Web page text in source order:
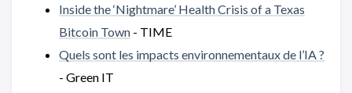
Inside the ‘Nightmare’ Health Crisis of a Texas
Bitcoin Town - TIME
Quels sont les impacts environnementaux de l’IA ?
- Green IT